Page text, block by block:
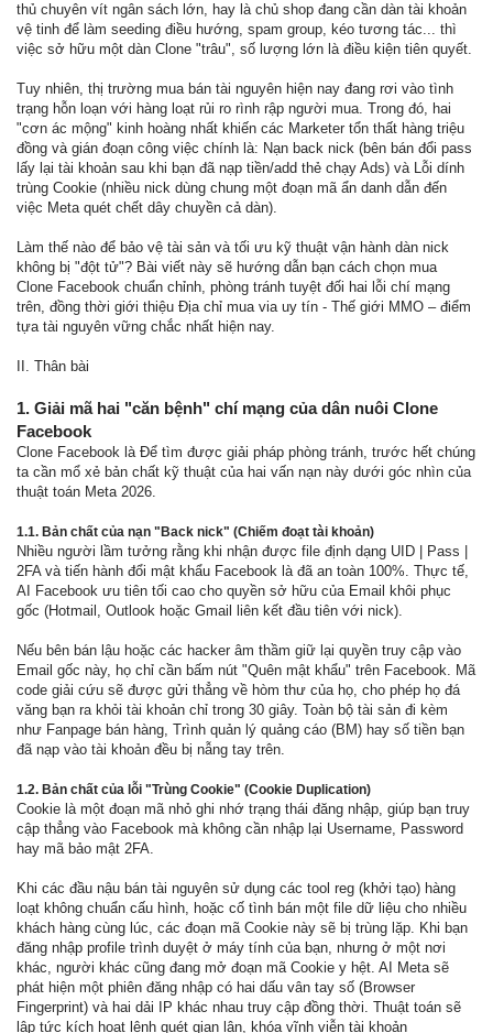
thủ chuyên vít ngân sách lớn, hay là chủ shop đang cần dàn tài khoản
vệ tinh để làm seeding điều hướng, spam group, kéo tương tác... thì
việc sở hữu một dàn Clone "trâu", số lượng lớn là điều kiện tiên quyết.
Tuy nhiên, thị trường mua bán tài nguyên hiện nay đang rơi vào tình
trạng hỗn loạn với hàng loạt rủi ro rình rập người mua. Trong đó, hai
"cơn ác mộng" kinh hoàng nhất khiến các Marketer tổn thất hàng triệu
đồng và gián đoạn công việc chính là: Nạn back nick (bên bán đổi pass
lấy lại tài khoản sau khi bạn đã nạp tiền/add thẻ chạy Ads) và Lỗi dính
trùng Cookie (nhiều nick dùng chung một đoạn mã ẩn danh dẫn đến
việc Meta quét chết dây chuyền cả dàn).
Làm thế nào để bảo vệ tài sản và tối ưu kỹ thuật vận hành dàn nick
không bị "đột tử"? Bài viết này sẽ hướng dẫn bạn cách chọn mua
Clone Facebook chuẩn chỉnh, phòng tránh tuyệt đối hai lỗi chí mạng
trên, đồng thời giới thiệu Địa chỉ mua via uy tín - Thế giới MMO – điểm
tựa tài nguyên vững chắc nhất hiện nay.
II. Thân bài
1. Giải mã hai "căn bệnh" chí mạng của dân nuôi Clone
Facebook
Clone Facebook là Để tìm được giải pháp phòng tránh, trước hết chúng
ta cần mổ xẻ bản chất kỹ thuật của hai vấn nạn này dưới góc nhìn của
thuật toán Meta 2026.
1.1. Bản chất của nạn "Back nick" (Chiếm đoạt tài khoản)
Nhiều người lầm tưởng rằng khi nhận được file định dạng UID | Pass |
2FA và tiến hành đổi mật khẩu Facebook là đã an toàn 100%. Thực tế,
AI Facebook ưu tiên tối cao cho quyền sở hữu của Email khôi phục
gốc (Hotmail, Outlook hoặc Gmail liên kết đầu tiên với nick).
Nếu bên bán lậu hoặc các hacker âm thầm giữ lại quyền truy cập vào
Email gốc này, họ chỉ cần bấm nút "Quên mật khẩu" trên Facebook. Mã
code giải cứu sẽ được gửi thẳng về hòm thư của họ, cho phép họ đá
văng bạn ra khỏi tài khoản chỉ trong 30 giây. Toàn bộ tài sản đi kèm
như Fanpage bán hàng, Trình quản lý quảng cáo (BM) hay số tiền bạn
đã nạp vào tài khoản đều bị nẫng tay trên.
1.2. Bản chất của lỗi "Trùng Cookie" (Cookie Duplication)
Cookie là một đoạn mã nhỏ ghi nhớ trạng thái đăng nhập, giúp bạn truy
cập thẳng vào Facebook mà không cần nhập lại Username, Password
hay mã bảo mật 2FA.
Khi các đầu nậu bán tài nguyên sử dụng các tool reg (khởi tạo) hàng
loạt không chuẩn cấu hình, hoặc cố tình bán một file dữ liệu cho nhiều
khách hàng cùng lúc, các đoạn mã Cookie này sẽ bị trùng lặp. Khi bạn
đăng nhập profile trình duyệt ở máy tính của bạn, nhưng ở một nơi
khác, người khác cũng đang mở đoạn mã Cookie y hệt. AI Meta sẽ
phát hiện một phiên đăng nhập có hai dấu vân tay số (Browser
Fingerprint) và hai dải IP khác nhau truy cập đồng thời. Thuật toán sẽ
lập tức kích hoạt lệnh quét gian lận, khóa vĩnh viễn tài khoản